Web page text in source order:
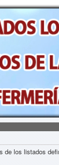
los listados